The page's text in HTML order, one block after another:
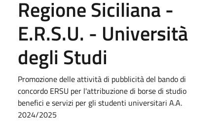
Regione Siciliana -
E.R.S.U. - Università
degli Studi
Promozione delle attività di pubblicità del bando di
concordo ERSU per l'attribuzione di borse di studio
benefici e servizi per gli studenti universitari A.A.
2024/2025